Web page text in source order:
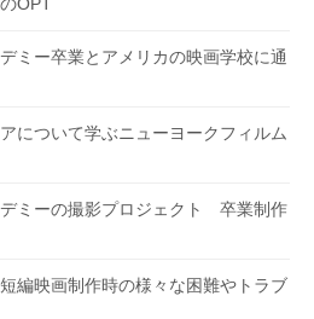
ミー卒業とアメリカの映画学校に通
について学ぶニューヨークフィルム
ミーの撮影プロジェクト 卒業制作
編映画制作時の様々な困難やトラブ